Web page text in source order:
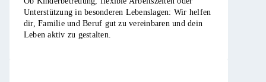
Unterstützung in besonderen Lebenslagen: Wir helfen
dir, Familie und Beruf gut zu vereinbaren und dein
Leben aktiv zu gestalten. ​